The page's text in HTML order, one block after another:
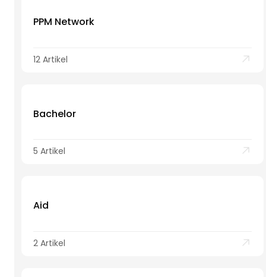
PPM Network
12 Artikel
Bachelor
5 Artikel
Aid
2 Artikel